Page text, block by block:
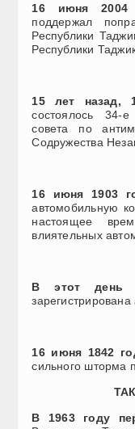
16 июня
поддержал
Республики
Республики
15лет назад,
состоялось 34-е
совета по
Содружества
16 июня 1903
автомобильную
настоящее
влиятельных
В этот
16 июня 1842
сильного шторма
В 1963 году